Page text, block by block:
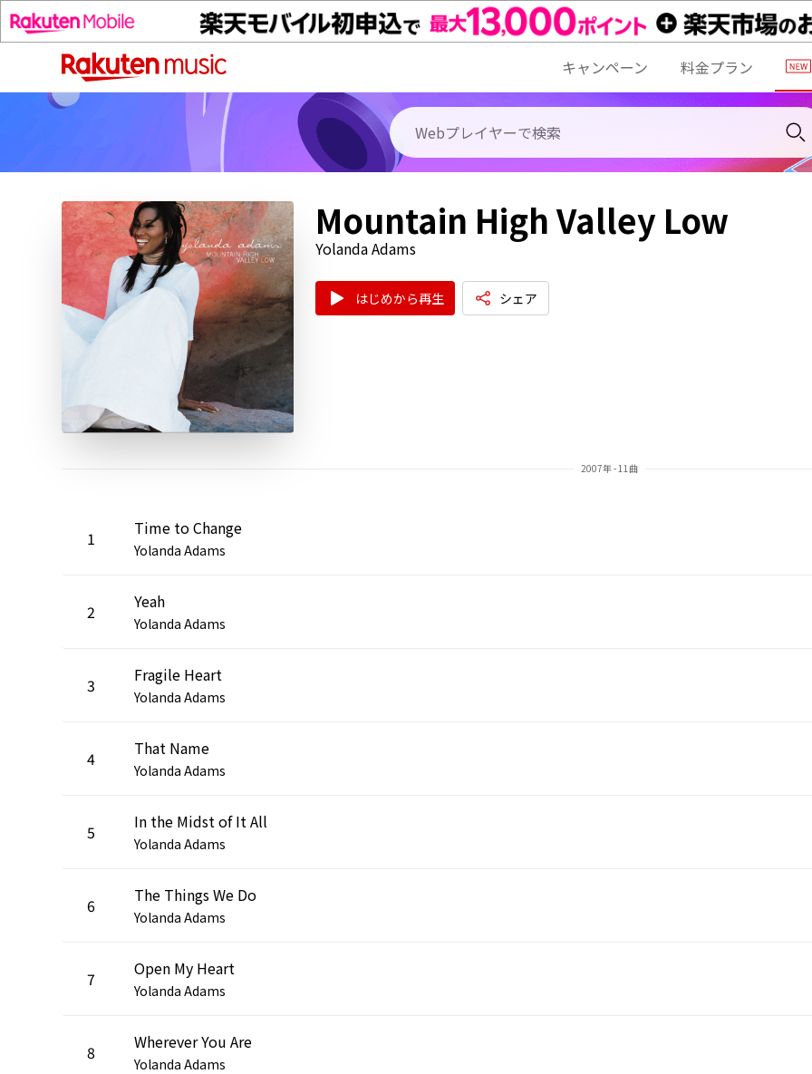
キャンペーン 料金プラン
Mountain High Valley Low
Yolanda Adams
はじめから再生 シェア
2007年 - 11曲
1 Time to Change
Yolanda Adams
2 Yeah
Yolanda Adams
3 Fragile Heart
Yolanda Adams
4 That Name
Yolanda Adams
5 In the Midst of It All
Yolanda Adams
6 The Things We Do
Yolanda Adams
7 Open My Heart
Yolanda Adams
8 Wherever You Are
Yolanda Adams